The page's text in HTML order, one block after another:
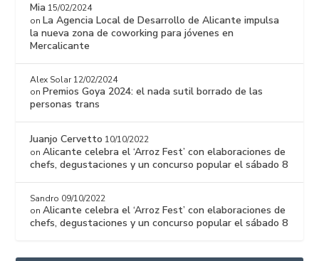
Mia 15/02/2024
onLa Agencia Local de Desarrollo de Alicante impulsa
la nueva zona de coworking para jóvenes en
Mercalicante
Alex Solar 12/02/2024
onPremios Goya 2024: el nada sutil borrado de las
personas trans
Juanjo Cervetto 10/10/2022
onAlicante celebra el ‘Arroz Fest’ con elaboraciones de
chefs, degustaciones y un concurso popular el sábado 8
Sandro 09/10/2022
onAlicante celebra el ‘Arroz Fest’ con elaboraciones de
chefs, degustaciones y un concurso popular el sábado 8